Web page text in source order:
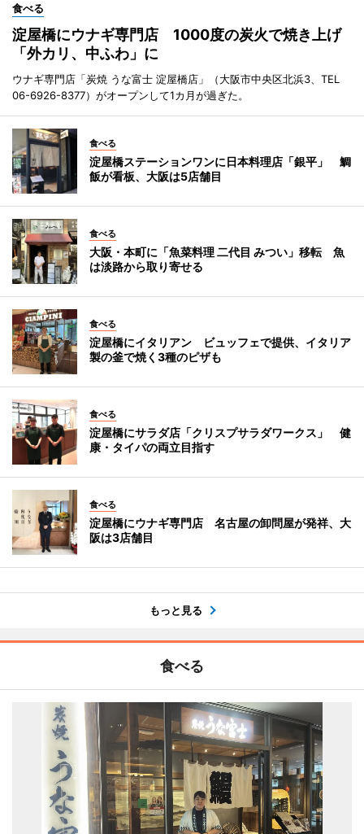
食べる
淀屋橋にウナギ専門店 1000度の炭火で焼き上げ
「外カリ、中ふわ」に
ウナギ専門店「炭焼 うな富士 淀屋橋店」（大阪市中央区北浜3、TEL
06-6926-8377）がオープンして1カ月が過ぎた。
食べる
淀屋橋ステーションワンに日本料理店「銀平」 鯛
飯が看板、大阪は5店舗目
食べる
大阪・本町に「魚菜料理 二代目 みつい」移転 魚
は淡路から取り寄せる
食べる
淀屋橋にイタリアン ビュッフェで提供、イタリア
製の釜で焼く3種のピザも
食べる
淀屋橋にサラダ店「クリスプサラダワークス」 健
康・タイパの両立目指す
食べる
淀屋橋にウナギ専門店 名古屋の卸問屋が発祥、大
阪は3店舗目
もっと見る
食べる